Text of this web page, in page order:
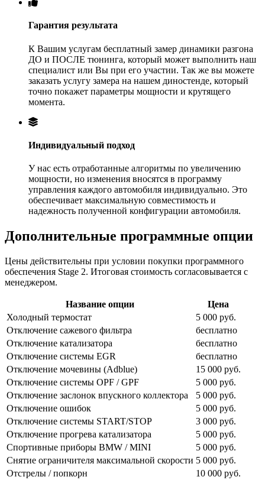
Гарантия результата
К Вашим услугам бесплатный замер динамики разгона
ДО и ПОСЛЕ тюнинга, который может выполнить наш
специалист или Вы при его участии. Так же вы можете
заказать услугу замера на нашем диностенде, который
точно покажет параметры мощности и крутящего
момента.
Индивидуальный подход
У нас есть отработанные алгоритмы по увеличению
мощности, но изменения вносятся в программу
управления каждого автомобиля индивидуально. Это
обеспечивает максимальную совместимость и
надежность полученной конфигурации автомобиля.
Дополнительные программные опции
Цены действительны при условии покупки программного
обеспечения Stage 2. Итоговая стоимость согласовывается с
менеджером.
Название опции
Цена
Холодный термостат
5 000 руб.
Отключение сажевого фильтра
бесплатно
Отключение катализатора
бесплатно
Отключение системы EGR
бесплатно
Отключение мочевины (Adblue)
15 000 руб.
Отключение системы OPF / GPF
5 000 руб.
Отключение заслонок впускного коллектора
5 000 руб.
Отключение ошибок
5 000 руб.
Отключение системы START/STOP
3 000 руб.
Отключение прогрева катализатора
5 000 руб.
Спортивные приборы BMW / MINI
5 000 руб.
Снятие ограничителя максимальной скорости 5 000 руб.
Отстрелы / попкорн
10 000 руб.